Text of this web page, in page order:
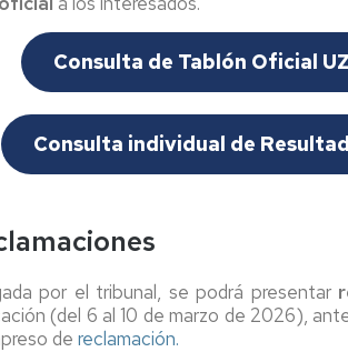
Consulta de Tablón Oficial UZ
Consulta individual de
por el tribunal, se podrá presentar
(del 6 al 10 de marzo de 2026),
de reclamación.